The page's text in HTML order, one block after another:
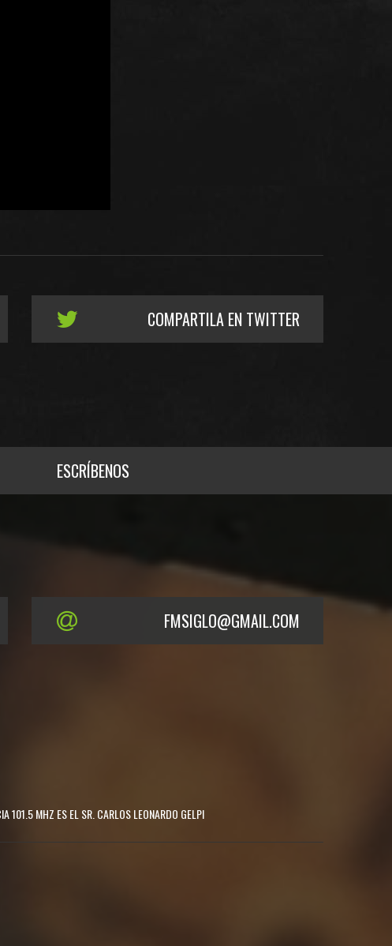
COMPARTILA EN TWITTER
ESCRÍBENOS
FMSIGLO@GMAIL.COM
101.5 MHZ ES EL SR. CARLOS LEONARDO GELPI